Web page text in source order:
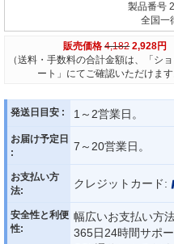
製品番号
全国一
販売価格 4,182 2,928円
（送料・手数料の合計金額は、「シ
ート」にてご確認いただけます
発送日目安 : 1～2営業日。
お届け予定日
:
7～20営業日。
お支払い方
法:
クレジットカード:
安全性と利便
性:
幅広いお支払い方
365日24時間サポ